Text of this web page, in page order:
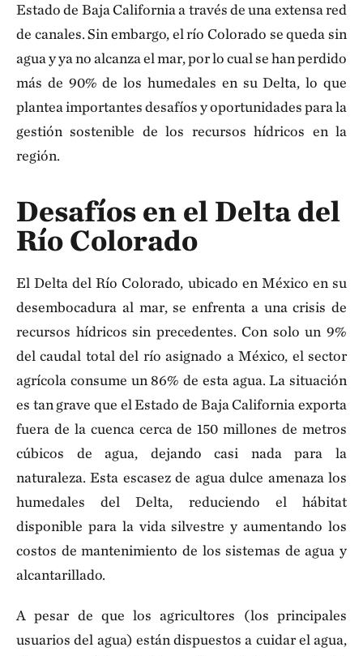
Estado de Baja California a través de una extensa red
de canales. Sin embargo, el río Colorado se queda sin
agua y ya no alcanza el mar, por lo cual se han perdido
más de 90% de los humedales en su Delta, lo que
plantea importantes desafíos y oportunidades para la
gestión sostenible de los recursos hídricos en la
región.
Desafíos en el Delta del
Río Colorado
El Delta del Río Colorado, ubicado en México en su
desembocadura al mar, se enfrenta a una crisis de
recursos hídricos sin precedentes. Con solo un 9%
del caudal total del río asignado a México, el sector
agrícola consume un 86% de esta agua. La situación
es tan grave que el Estado de Baja California exporta
fuera de la cuenca cerca de 150 millones de metros
cúbicos de agua, dejando casi nada para la
naturaleza. Esta escasez de agua dulce amenaza los
humedales del Delta, reduciendo el hábitat
disponible para la vida silvestre y aumentando los
costos de mantenimiento de los sistemas de agua y
alcantarillado.
A pesar de que los agricultores (los principales
usuarios del agua) están dispuestos a cuidar el agua,